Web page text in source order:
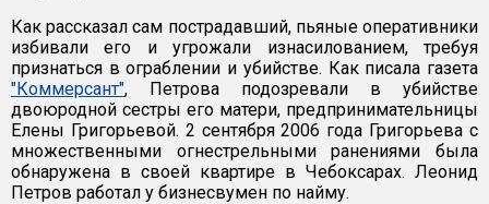
Как рассказал сам пострадавший, пьяные оперативники
избивали его и угрожали изнасилованием, требуя
признаться в ограблении и убийстве. Как писала газета
"Коммерсант", Петрова подозревали в убийстве
двоюродной сестры его матери, предпринимательницы
Елены Григорьевой. 2 сентября 2006 года Григорьева с
множественными огнестрельными ранениями была
обнаружена в своей квартире в Чебоксарах. Леонид
Петров работал у бизнесвумен по найму.